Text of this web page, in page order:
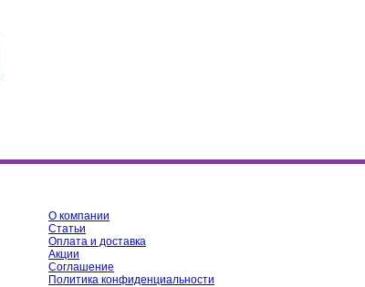
О компании
Статьи
Оплата и доставка
Акции
Соглашение
Политика конфиденциальности